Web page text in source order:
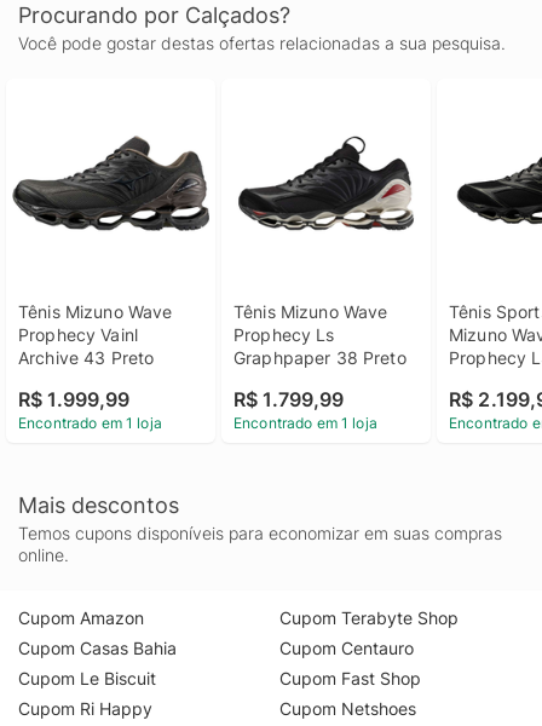
Procurando por Calçados?
Você pode gostar destas ofertas relacionadas a sua pesquisa.
Tênis Mizuno Wave
Prophecy Vainl
Archive 43 Preto
R$ 1.999,99
Encontrado em 1 loja
Tênis Mizuno Wave
Prophecy Ls
Graphpaper 38 Preto
R$ 1.799,99
Encontrado em 1 loja
Tênis
Mizuno
Prophecy
R$
Encontrado
Mais descontos
Temos cupons disponíveis para economizar em suas compras
online.
Cupom Amazon
Cupom Casas Bahia
Cupom Le Biscuit
Cupom Ri Happy
Cupom Terabyte Shop
Cupom Centauro
Cupom Fast Shop
Cupom Netshoes